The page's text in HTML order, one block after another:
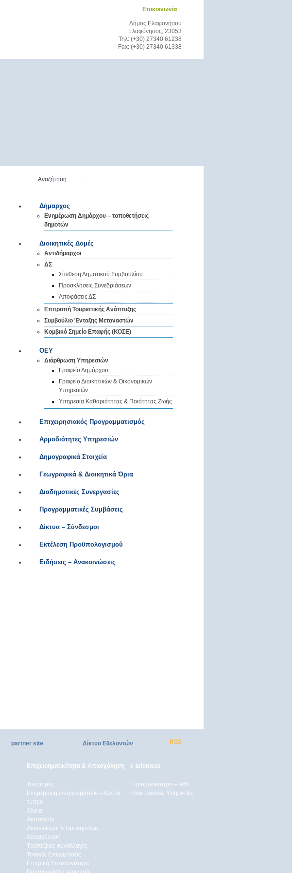
Επικοινωνία
Δήμος Ελαφονήσου
Ελαφόνησος, 23053
Τηλ: (+30) 27340 61238
Fax: (+30) 27340 61338
Αναζήτηση
Δήμαρχος
Ενημέρωση Δημάρχου – τοποθετήσεις
δημοτών
Διοικητικές Δομές
Αντιδήμαρχοι
ΔΣ
Σύνθεση Δημοτικού Συμβουλίου
Προσκλήσεις Συνεδριάσεων
Αποφάσεις ΔΣ
Επιτροπή Τουριστικής Ανάπτυξης
Συμβούλιο Ένταξης Μεταναστών
Κομβικό Σημείο Επαφής (ΚΟΣΕ)
ΟEΥ
Διάρθρωση Υπηρεσιών
Γραφείο Δημάρχου
Γραφείο Διοικητικών & Οικονομικών
Υπηρεσιών
Υπηρεσία Καθαριότητας & Ποιότητας Ζωής
Επιχειρησιακός Προγραμματισμός
Αρμοδιότητες Υπηρεσιών
Δημογραφικά Στοιχεία
Γεωγραφικά & Διοικητικά Όρια
Διαδημοτικές Συνεργασίες
Προγραμματικές Συμβάσεις
Δίκτυα – Σύνδεσμοι
Εκτέλεση Προϋπολογισμού
Ειδήσεις – Ανακοινώσεις
partner site Δίκτυο Εθελοντών RSS
Επιχειρηματικότητα & Απασχόληση
Τουρισμός
Ενημέρωση επαγγελματιών – Δελτία
τύπου
Αλιεία
Ακτοπλοΐα
Διαγωνισμοί & Προκηρύξεις
Απασχόληση
Τραπεζικές συναλλαγές
Τοπικές Επιχειρήσεις
Εταιρική Υπευθυνότητα
e-lafonisos
Ευρυζωνικότητα – Wifi
Ηλεκτρονικές Υπηρεσίες